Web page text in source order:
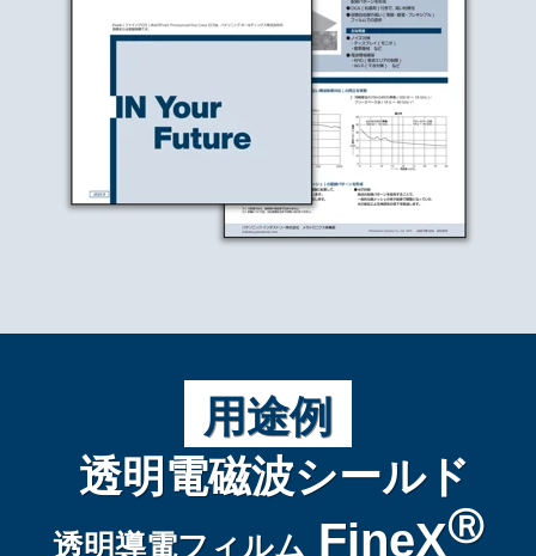
用途例
透明電磁波シールド
透明導電フィルム FineXⓇ